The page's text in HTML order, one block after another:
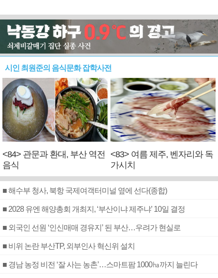
시인 최원준의 음식문화 잡학사전
<84> 관문과 환대, 부산 역전
음식
<83> 여름 제주, 벤자리와 독
가시치
■ 해수부 청사, 북항 국제여객터미널 옆에 선다(종합)
■ 2028 유엔 해양총회 개최지, ‘부산이냐 제주냐’ 10일 결정
■ 외국인 선원 ‘인신매매 경유지’ 된 부산…우려가 현실로
■ 비위 논란 부산TP, 외부인사 혁신위 설치
■ 경남 농정 비전 ‘잘 사는 농촌’…스마트팜 1000㏊까지 늘린다